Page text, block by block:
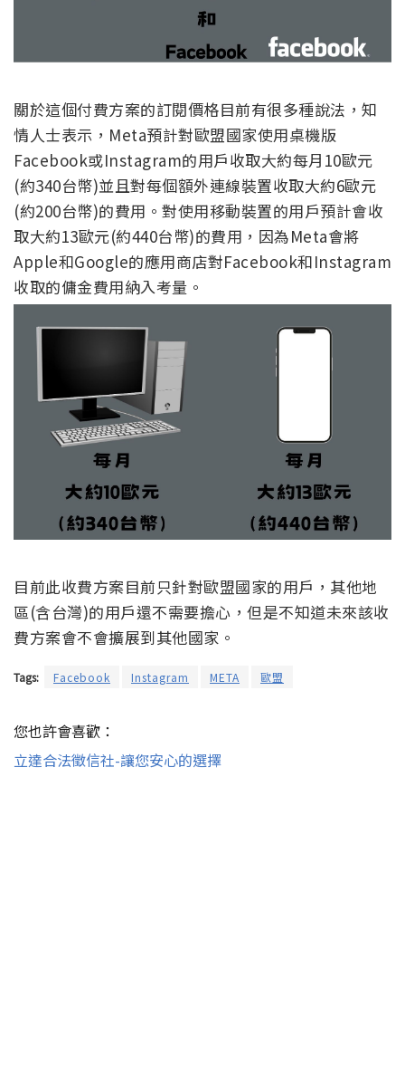
關於這個付費方案的訂閱價格目前有很多種說法，知
情人士表示，Meta預計對歐盟國家使用桌機版
Facebook或Instagram的用戶收取大約每月10歐元
(約340台幣)並且對每個額外連線裝置收取大約6歐元
(約200台幣)的費用。對使用移動裝置的用戶預計會收
取大約13歐元(約440台幣)的費用，因為Meta會將
Apple和Google的應用商店對Facebook和Instagram
收取的傭金費用納入考量。
目前此收費方案目前只針對歐盟國家的用戶，其他地
區(含台灣)的用戶還不需要擔心，但是不知道未來該收
費方案會不會擴展到其他國家。
Tags: Facebook Instagram META 歐盟
您也許會喜歡：
立達合法徵信社-讓您安心的選擇